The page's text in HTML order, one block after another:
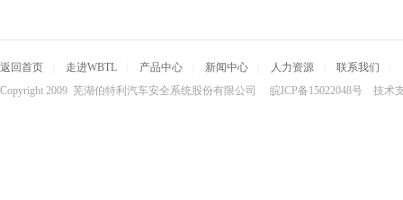
返回首页 走进WBTL 产品中心 新闻中心 人力资源 联系我们
Copyright 2009 芜湖伯特利汽车安全系统股份有限公司 皖ICP备15022048号 技术